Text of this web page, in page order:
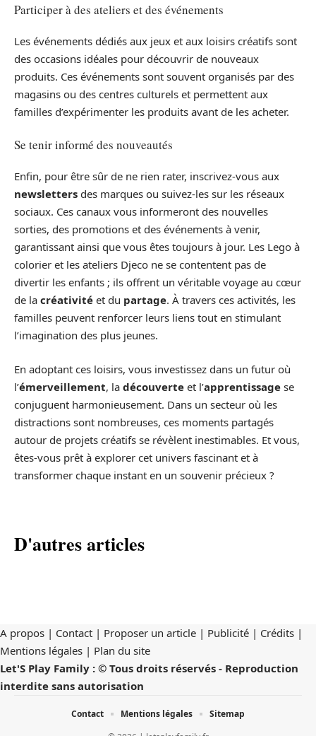
Participer à des ateliers et des événements
Les événements dédiés aux jeux et aux loisirs créatifs sont
des occasions idéales pour découvrir de nouveaux
produits. Ces événements sont souvent organisés par des
magasins ou des centres culturels et permettent aux
familles d’expérimenter les produits avant de les acheter.
Se tenir informé des nouveautés
Enfin, pour être sûr de ne rien rater, inscrivez-vous aux
newsletters des marques ou suivez-les sur les réseaux
sociaux. Ces canaux vous informeront des nouvelles
sorties, des promotions et des événements à venir,
garantissant ainsi que vous êtes toujours à jour. Les Lego à
colorier et les ateliers Djeco ne se contentent pas de
divertir les enfants ; ils offrent un véritable voyage au cœur
de la créativité et du partage. À travers ces activités, les
familles peuvent renforcer leurs liens tout en stimulant
l’imagination des plus jeunes.
En adoptant ces loisirs, vous investissez dans un futur où
l’émerveillement, la découverte et l’apprentissage se
conjuguent harmonieusement. Dans un secteur où les
distractions sont nombreuses, ces moments partagés
autour de projets créatifs se révèlent inestimables. Et vous,
êtes-vous prêt à explorer cet univers fascinant et à
transformer chaque instant en un souvenir précieux ?
D'autres articles
A propos | Contact | Proposer un article | Publicité | Crédits |
Mentions légales | Plan du site
Let'S Play Family : © Tous droits réservés - Reproduction
interdite sans autorisation
Contact Mentions légales Sitemap